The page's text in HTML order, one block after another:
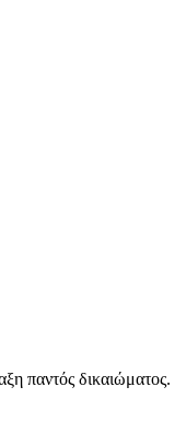
παντός δικαιώματος.